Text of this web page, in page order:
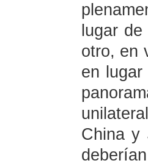
lugar
otro, en
en
China y